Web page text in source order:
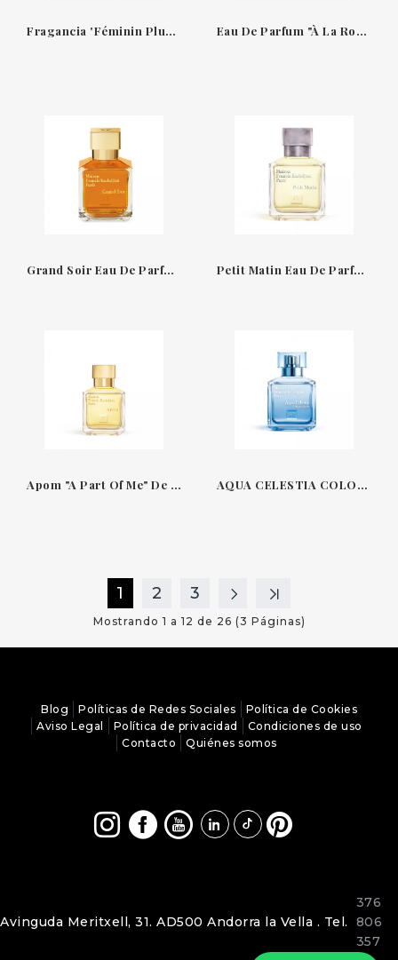
Fragancia 'Féminin Pluriel' Maison Francis Kurkdjian Fpfk Eau De Parfum "À La Rose" De Maison Francis Kurkdjian
Grand Soir Eau De Parfum 70Ml Maison Francis Kurkdjian Petit Matin Eau De Parfum 70Ml De Maison Francis Kurkdjian
Apom "A Part Of Me" De Maison Francis Kurkdjian AQUA CELESTIA COLOGNE FORTE DE MAISON FRANCIS KURKDJIAN EAU DE PARFUM
1 2 3
Mostrando 1 a 12 de 26 (3 Páginas)
Blog Políticas de Redes Sociales
Política de Cookies
Aviso Legal
Política de privacidad
Condiciones de uso
Contacto
Quiénes somos
Avinguda Meritxell, 31. AD500 Andorra la Vella . Tel.
376
806
357